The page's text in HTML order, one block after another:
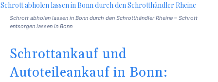
Schrott abholen lassen in Bonn durch den Schrotthändler Rheine – Schrott
entsorgen lassen in Bonn
Schrottankauf und
Autoteileankauf in Bonn: